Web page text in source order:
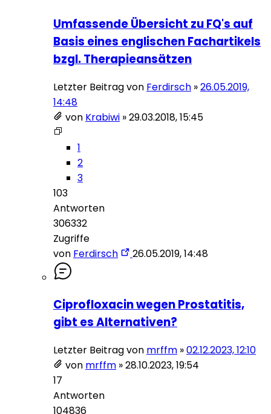
Umfassende Übersicht zu FQ's auf
Basis eines englischen Fachartikels
bzgl. Therapieansätzen
Letzter Beitrag von Ferdirsch »26.05.2019,
14:48
von Krabiwi »29.03.2018, 15:45
1
2
3
103
Antworten
306332
Zugriffe
von Ferdirsch 26.05.2019, 14:48
Ciprofloxacin wegen Prostatitis,
gibt es Alternativen?
Letzter Beitrag von mrffm »02.12.2023, 12:10
von mrffm »28.10.2023, 19:54
17
Antworten
104836